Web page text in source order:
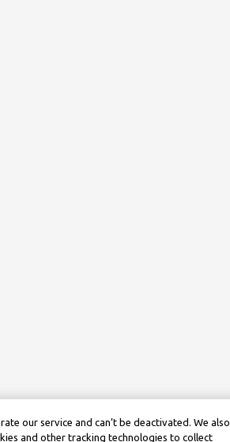
our service and can’t be deactivated. We also
and other tracking technologies to collect